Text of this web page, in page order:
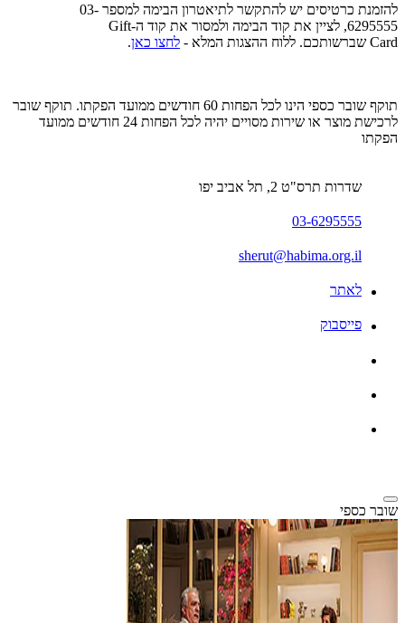
להזמנת כרטיסים יש להתקשר לתיאטרון הבימה למספר 03-
6295555, לציין את קוד הבימה ולמסור את קוד ה-Gift
Card שברשותכם. ללוח ההצגות המלא - לחצו כאן.
תוקף שובר כספי הינו לכל הפחות 60 חודשים ממועד הפקתו. תוקף שובר
לרכישת מוצר או שירות מסויים יהיה לכל הפחות 24 חודשים ממועד
הפקתו
שדרות תרס"ט 2, תל אביב יפו
03-6295555
sherut@habima.org.il
לאתר
פייסבוק
שובר כספי